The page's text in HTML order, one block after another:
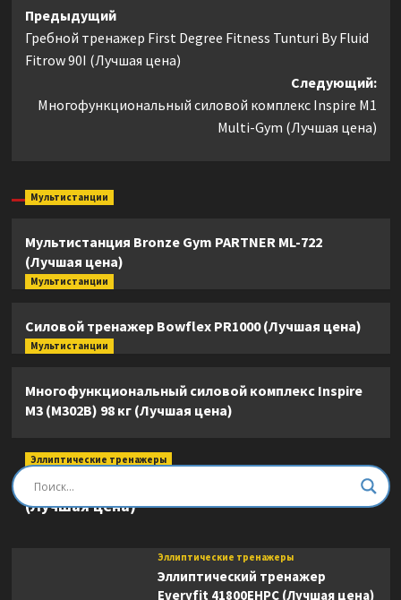
Навигация
записи
Предыдущий
Гребной тренажер First Degree Fitness Tunturi By Fluid
Fitrow 90I (Лучшая цена)
Следующий:
Многофункциональный силовой комплекс Inspire M1
Multi-Gym (Лучшая цена)
Мультистанции
Мультистанция Bronze Gym PARTNER ML-722
(Лучшая цена)
Мультистанции
Силовой тренажер Bowflex PR1000 (Лучшая цена)
Мультистанции
Многофункциональный силовой комплекс Inspire
M3 (M302B) 98 кг (Лучшая цена)
Эллиптические тренажеры
Эллиптический тренажер DFC E8745T
(Лучшая цена)
Эллиптические тренажеры
Эллиптический тренажер
Everyfit 41800EHPC (Лучшая цена)